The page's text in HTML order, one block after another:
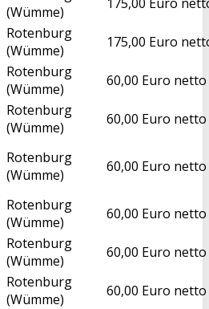
(Wümme)
Rotenburg
(Wümme)
175,00 Euro
Rotenburg
(Wümme)
60,00 Euro netto
Rotenburg
(Wümme)
60,00 Euro netto
Rotenburg
(Wümme)
60,00 Euro netto
Rotenburg
(Wümme)
60,00 Euro netto
Rotenburg
(Wümme)
60,00 Euro netto
Rotenburg
(Wümme)
60,00 Euro netto